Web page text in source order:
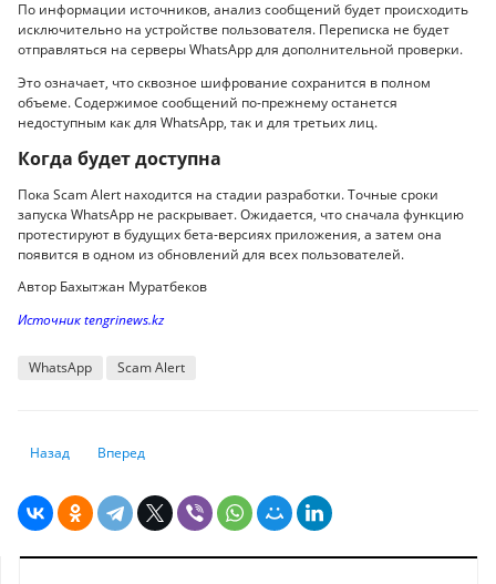
По информации источников, анализ сообщений будет происходить
исключительно на устройстве пользователя. Переписка не будет
отправляться на серверы WhatsApp для дополнительной проверки.
Это означает, что сквозное шифрование сохранится в полном
объеме. Содержимое сообщений по-прежнему останется
недоступным как для WhatsApp, так и для третьих лиц.
Когда будет доступна
Пока Scam Alert находится на стадии разработки. Точные сроки
запуска WhatsApp не раскрывает. Ожидается, что сначала функцию
протестируют в будущих бета-версиях приложения, а затем она
появится в одном из обновлений для всех пользователей.
Автор Бахытжан Муратбеков
Источник tengrinews.kz
WhatsApp Scam Alert
Предыдущий: Как продлить жизнь смартфону: эксперты советуют
Назад Следующий: Эта функция Google Photos обучает ИИ на
Вперед